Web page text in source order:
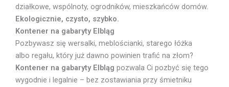
działkowe, wspólnoty, ogrodników, mieszkańców domów.
Ekologicznie, czysto, szybko.
Kontener na gabaryty Elbląg
Pozbywasz się wersalki, meblościanki, starego łóżka
albo regału, który już dawno powinien trafić na złom?
Kontener na gabaryty Elbląg pozwala Ci pozbyć się tego
wygodnie i legalnie – bez zostawiania przy śmietniku